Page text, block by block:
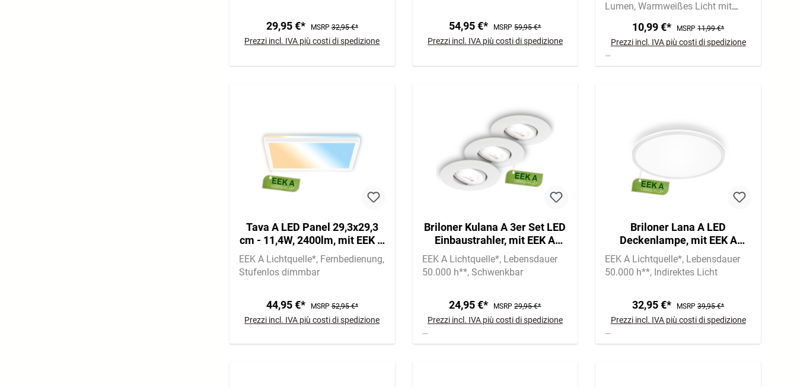
29,95 €* MSRP32,95 €*
Prezzi incl. IVA più costi di spedizione
54,95 €* MSRP59,95 €*
Prezzi incl. IVA più costi di spedizione
Lumen Warmweißes Licht mit
10,99 €* MSRP11,99 €*
Prezzi incl. IVA più costi di spedizione
Tava A LED Panel 29,3x29,3
cm - 11,4W, 2400lm, mit EEK A
Lichtquelle*, Dimmbar, CCT,
Weiß
EEK A Lichtquelle* Fernbedienung
Stufenlos dimmbar
44,95 €* MSRP52,95 €*
Prezzi incl. IVA più costi di spedizione
Briloner Kulana A 3er Set LED
Einbaustrahler, mit EEK A
Lichtquelle*, Schwenkbar,
Weiß
EEK A Lichtquelle* Lebensdauer
50.000 h** Schwenkbar
24,95 €* MSRP29,95 €*
Prezzi incl. IVA più costi di spedizione
Briloner Lana A LED
Deckenlampe, mit EEK A
Lichtquelle*, Backlight, Weiß
EEK A Lichtquelle* Lebensdauer
50.000 h** Indirektes Licht
32,95 €* MSRP39,95 €*
Prezzi incl. IVA più costi di spedizione